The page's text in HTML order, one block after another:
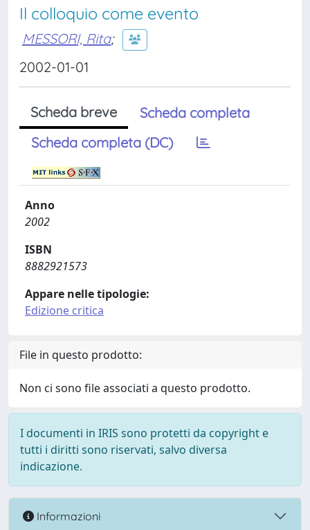
Il colloquio come evento
MESSORI, Rita;
2002-01-01
Scheda breve
Scheda completa
Scheda completa (DC)
Anno
2002
ISBN
8882921573
Appare nelle tipologie:
Edizione critica
File in questo prodotto:
Non ci sono file associati a questo prodotto.
I documenti in IRIS sono protetti da copyright e
tutti i diritti sono riservati, salvo diversa
indicazione.
Informazioni